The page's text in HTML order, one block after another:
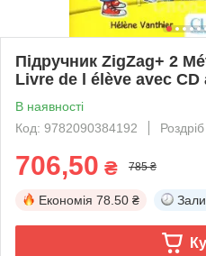
Підручник ZigZag+ 2
Livre de l élève avec CD
В наявності
Код: 9782090384192
Роздріб
706,50 ₴ 785 ₴
Економія 78.50 ₴